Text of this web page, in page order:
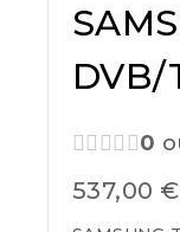
DVB/
0
537,00 €